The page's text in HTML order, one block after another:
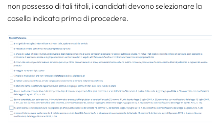
non possesso di tali titoli, i candidati devono selezionare la
casella indicata prima di procedere.